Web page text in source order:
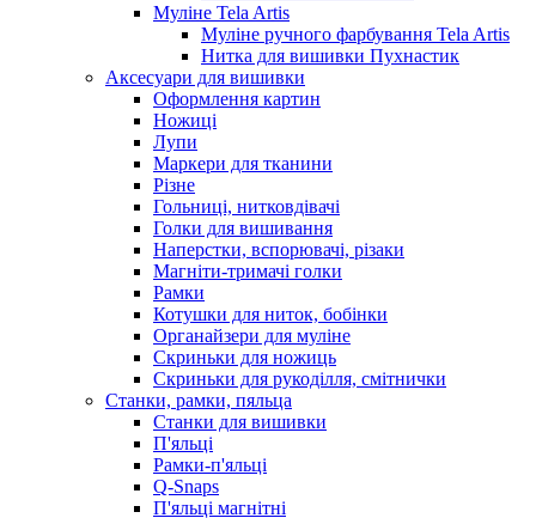
Муліне Tela Artis
Муліне ручного фарбування Tela Artis
Нитка для вишивки Пухнастик
Аксесуари для вишивки
Оформлення картин
Ножиці
Лупи
Маркери для тканини
Різне
Гольниці, нитковдівачі
Голки для вишивання
Наперстки, вспорювачі, різаки
Магніти-тримачі голки
Рамки
Котушки для ниток, бобінки
Органайзери для муліне
Скриньки для ножиць
Скриньки для рукоділля, смітнички
Станки, рамки, пяльца
Станки для вишивки
П'яльці
Рамки-п'яльці
Q-Snaps
П'яльці магнітні